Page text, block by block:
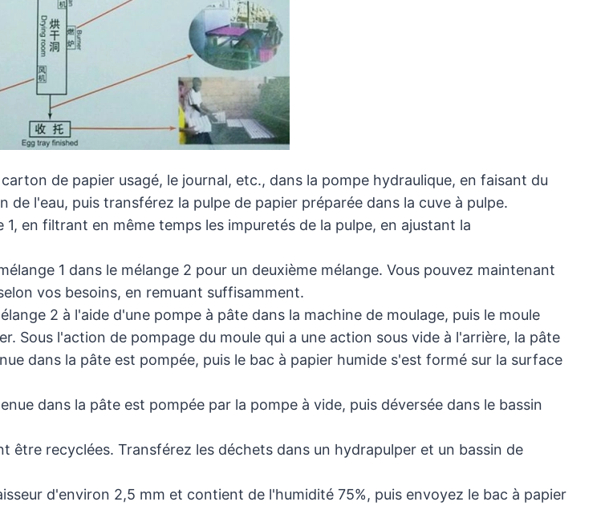
de papier usagé, le journal, etc., dans la pompe hydraulique, en faisant du
l'eau, puis transférez la pulpe de papier préparée dans la cuve à pulpe.
en filtrant en même temps les impuretés de la pulpe, en ajustant la
1 dans le mélange 2 pour un deuxième mélange. Vous pouvez maintenant
vos besoins, en remuant suffisamment.
2 à l'aide d'une pompe à pâte dans la machine de moulage, puis le moule
Sous l'action de pompage du moule qui a une action sous vide à l'arrière, la pâte
dans la pâte est pompée, puis le bac à papier humide s'est formé sur la surface
dans la pâte est pompée par la pompe à vide, puis déversée dans le bassin
être recyclées. Transférez les déchets dans un hydrapulper et un bassin de
d'environ 2,5 mm et contient de l'humidité 75%, puis envoyez le bac à papier